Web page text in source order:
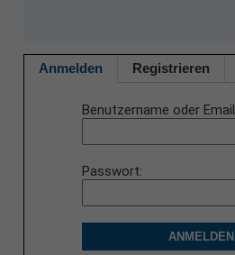
Anmelden Registrieren
Benutzername oder
Passwort
ANMELDEN